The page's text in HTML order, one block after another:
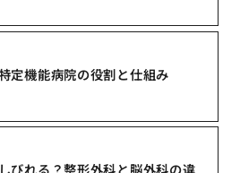
定機能病院の役割と仕組み